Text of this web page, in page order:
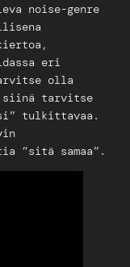
noise-genre
eri
olla
siinä tarvitse
tulkittavaa.
“sitä samaa”.